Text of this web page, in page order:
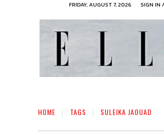
FRIDAY, AUGUST 7, 2026 SIGN IN
HOME TAGS SULEIKA JAOUAD